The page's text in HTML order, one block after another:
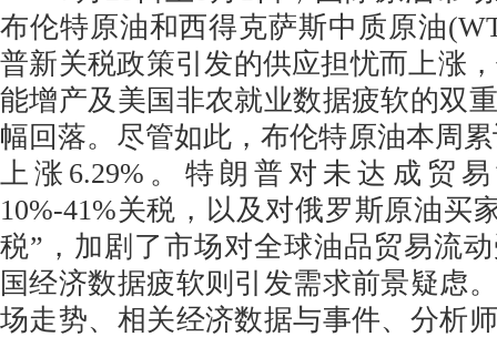
布伦特原油和西得克萨斯中质原油
普新关税政策引发的供应担忧而上涨
能增产及美国非农就业数据疲软的双
幅回落。尽管如此，布伦特原油本周
上涨6.29%。特朗普对未达成贸
10%-41%关税，以及对俄罗斯原油买
税”，加剧了市场对全球油品贸易流
国经济数据疲软则引发需求前景疑虑
场走势、相关经济数据与事件、分析